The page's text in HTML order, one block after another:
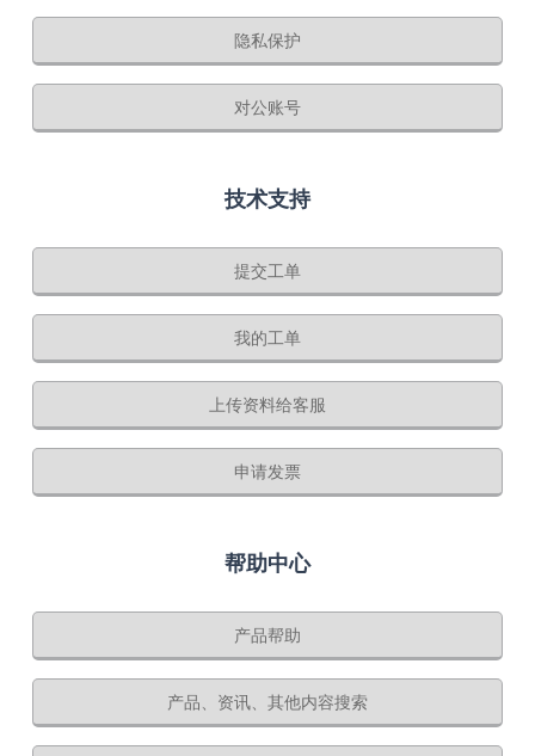
隐私保护
对公账号
技术支持
提交工单
我的工单
上传资料给客服
申请发票
帮助中心
产品帮助
产品、资讯、其他内容搜索